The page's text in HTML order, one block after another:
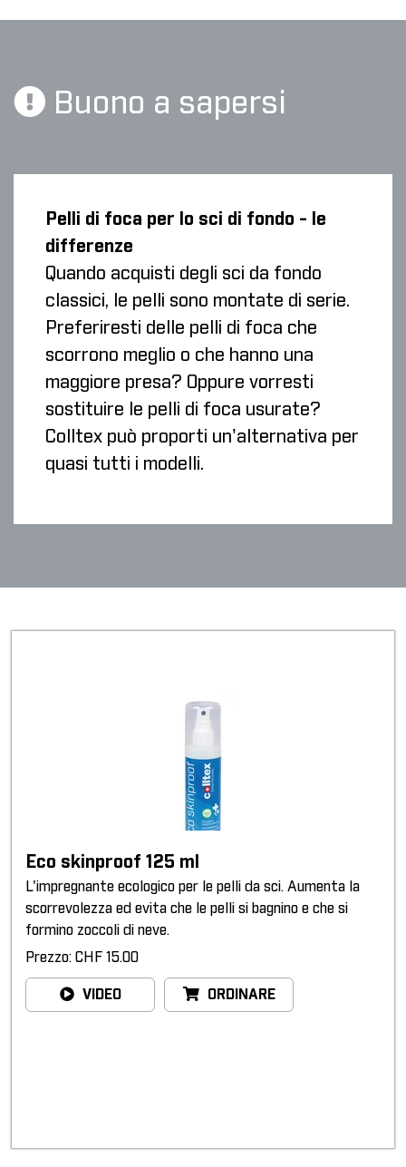
Buono a sapersi
Pelli di foca per lo sci di fondo - le
differenze
Quando acquisti degli sci da fondo
classici, le pelli sono montate di serie.
Preferiresti delle pelli di foca che
scorrono meglio o che hanno una
maggiore presa? Oppure vorresti
sostituire le pelli di foca usurate?
Colltex può proporti un'alternativa per
quasi tutti i modelli.
Eco skinproof 125 ml
L'impregnante ecologico per le pelli da sci. Aumenta la
scorrevolezza ed evita che le pelli si bagnino e che si
formino zoccoli di neve.
Prezzo: CHF 15.00
VIDEO ORDINARE